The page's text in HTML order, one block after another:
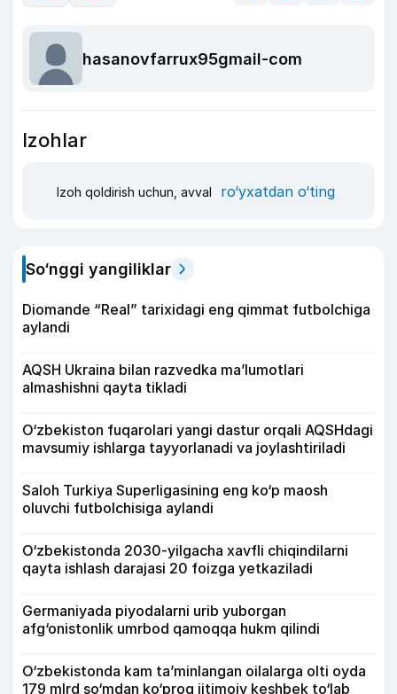
hasanovfarrux95gmail-com
Izohlar
Izoh qoldirish uchun, avval ro‘yxatdan o‘ting
So‘nggi yangiliklar
Diomande “Real” tarixidagi eng qimmat futbolchiga
aylandi
AQSH Ukraina bilan razvedka ma’lumotlari
almashishni qayta tikladi
O‘zbekiston fuqarolari yangi dastur orqali AQSHdagi
mavsumiy ishlarga tayyorlanadi va joylashtiriladi
Saloh Turkiya Superligasining eng ko‘p maosh
oluvchi futbolchisiga aylandi
O‘zbekistonda 2030-yilgacha xavfli chiqindilarni
qayta ishlash darajasi 20 foizga yetkaziladi
Germaniyada piyodalarni urib yuborgan
afg‘onistonlik umrbod qamoqqa hukm qilindi
O‘zbekistonda kam ta’minlangan oilalarga olti oyda
179 mlrd so‘mdan ko‘proq ijtimoiy keshbek to‘lab